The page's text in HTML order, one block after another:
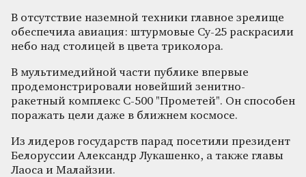
В отсутствие наземной техники главное зрелище
обеспечила авиация: штурмовые Су-25 раскрасили
небо над столицей в цвета триколора.
В мультимедийной части публике впервые
продемонстрировали новейший зенитно-
ракетный комплекс С-500 "Прометей". Он способен
поражать цели даже в ближнем космосе.
Из лидеров государств парад посетили президент
Белоруссии Александр Лукашенко, а также главы
Лаоса и Малайзии.